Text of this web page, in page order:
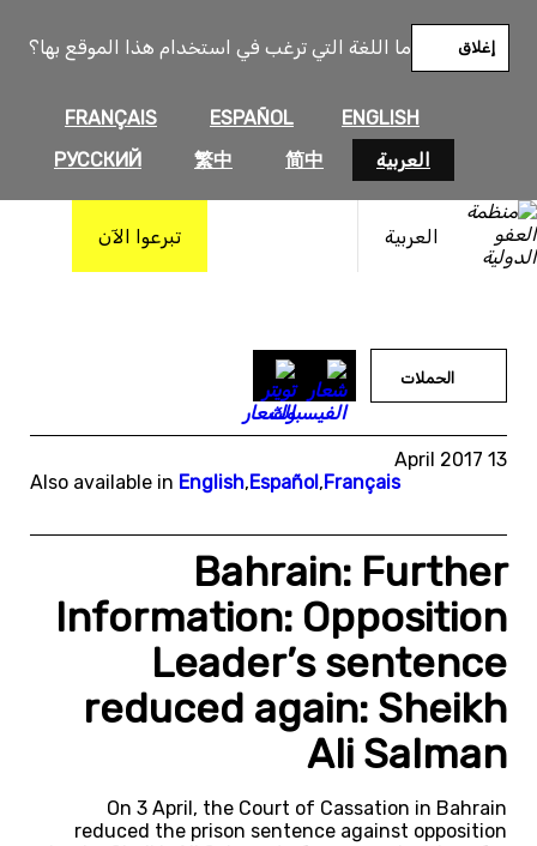
ما اللغة التي ترغب في استخدام هذا الموقع بها؟
ENGLISH
ESPAÑOL
FRANÇAIS
العربية
简中
繁中
РУССКИЙ
إغلاق
العربية تبرعوا الآن
المحتوى
الحملات
13 April 2017
Also available in English,Español,Français
Bahrain: Further
Information: Opposition
Leader’s sentence
reduced again: Sheikh
Ali Salman
On 3 April, the Court of Cassation in Bahrain
reduced the prison sentence against opposition